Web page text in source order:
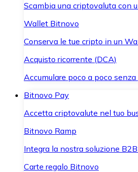
Scambia una criptovaluta con
Wallet Bitnovo
Conserva le tue cripto in un
Acquisto ricorrente (DCA)
Accumulare poco a poco
Bitnovo Pay
Accetta criptovalute nel tuo
Bitnovo Ramp
Integra la nostra soluzione
Carte regalo Bitnovo